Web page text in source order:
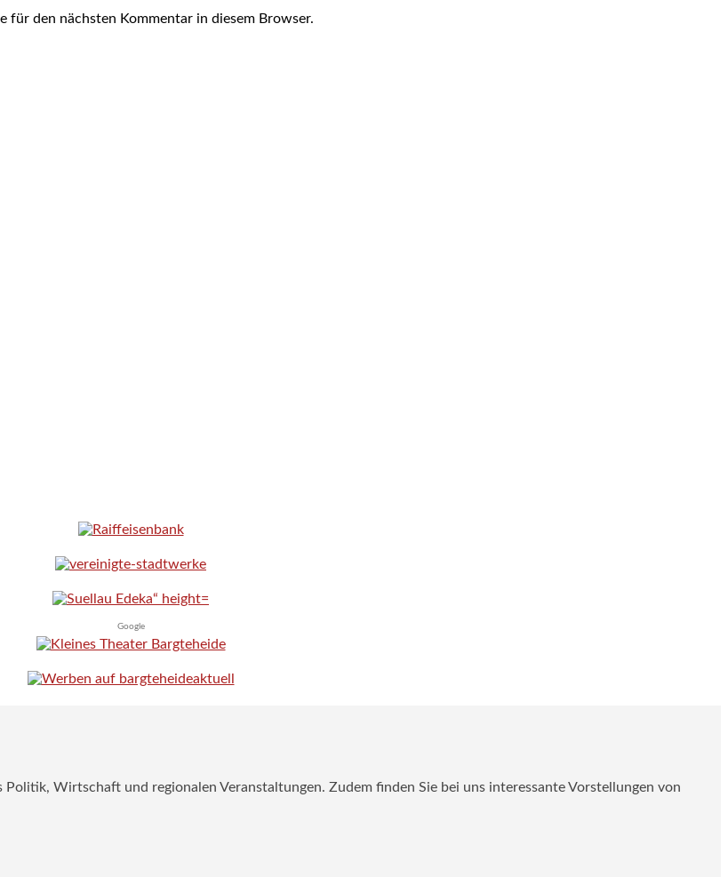
für den nächsten Kommentar in diesem Browser.
Google
Wirtschaft und regionalen Veranstaltungen. Zudem finden Sie bei uns interessante Vorstellungen von